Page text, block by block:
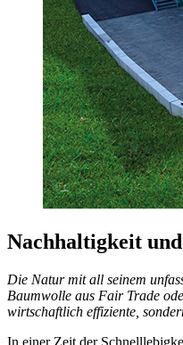
Nachhaltigkeit
Die Natur mit all seinem
Baumwolle aus Fair Trade
wirtschaftlich effiziente,
In einer Zeit der